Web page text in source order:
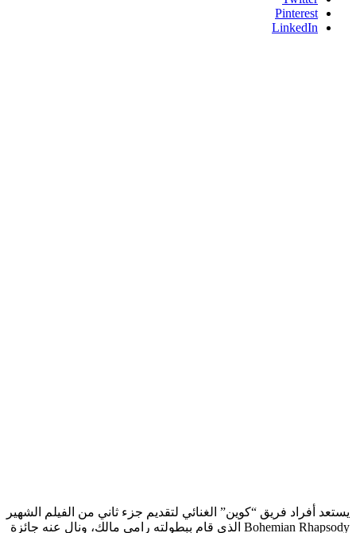
Pinterest
LinkedIn
يستعد أفراد فريق “كوين” الغنائي لتقديم جزء ثاني من الفيلم الشهير
Bohemian Rhapsody الذي قام ببطولته رامي مالك، ونال عنه جائزة